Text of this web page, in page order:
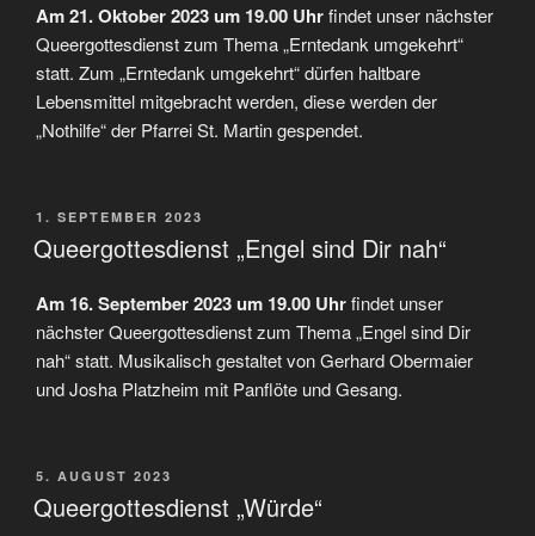
Am 21. Oktober 2023 um 19.00 Uhrfindet unser nächster
Queergottesdienst zum Thema „Erntedank umgekehrt“
statt. Zum „Erntedank umgekehrt“ dürfen haltbare
Lebensmittel mitgebracht werden, diese werden der
„Nothilfe“ der Pfarrei St. Martin gespendet.
VERÖFFENTLICHT
AM
1. SEPTEMBER 2023
Queergottesdienst „Engel sind Dir nah“
Am 16. September 2023 um 19.00 Uhrfindet unser
nächster Queergottesdienst zum Thema „Engel sind Dir
nah“ statt. Musikalisch gestaltet von Gerhard Obermaier
und Josha Platzheim mit Panflöte und Gesang.
VERÖFFENTLICHT
AM
5. AUGUST 2023
Queergottesdienst „Würde“